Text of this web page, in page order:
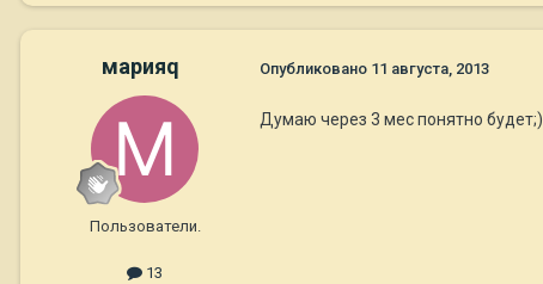
марияq
Пользователи.
13
Опубликовано 11 августа, 2013
Думаю через 3 мес понятно будет;)